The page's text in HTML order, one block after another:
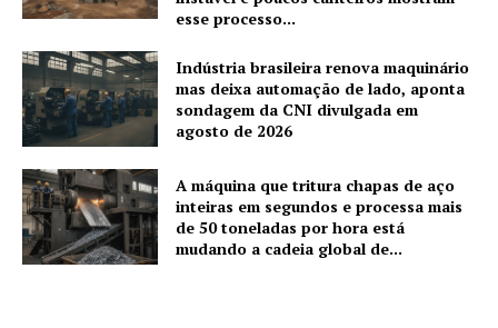
esse processo...
Indústria brasileira renova maquinário
mas deixa automação de lado, aponta
sondagem da CNI divulgada em
agosto de 2026
A máquina que tritura chapas de aço
inteiras em segundos e processa mais
de 50 toneladas por hora está
mudando a cadeia global de...